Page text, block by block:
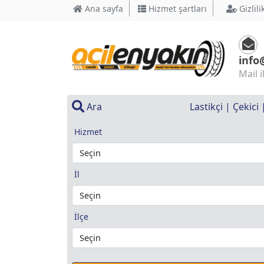
Ana sayfa Hizmet şartları
Mail
Ara Lastikçi | Çekici
Hizmet
İl
İlçe